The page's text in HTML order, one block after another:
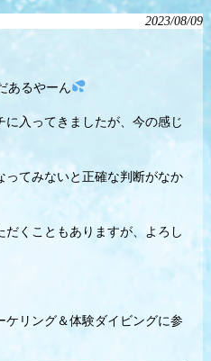
2023/08/09
あるやーん
入ってきましたが、今の感じ
ってみないと正確な判断がなか
くこともありますが、よろし
リング＆体験ダイビングに参